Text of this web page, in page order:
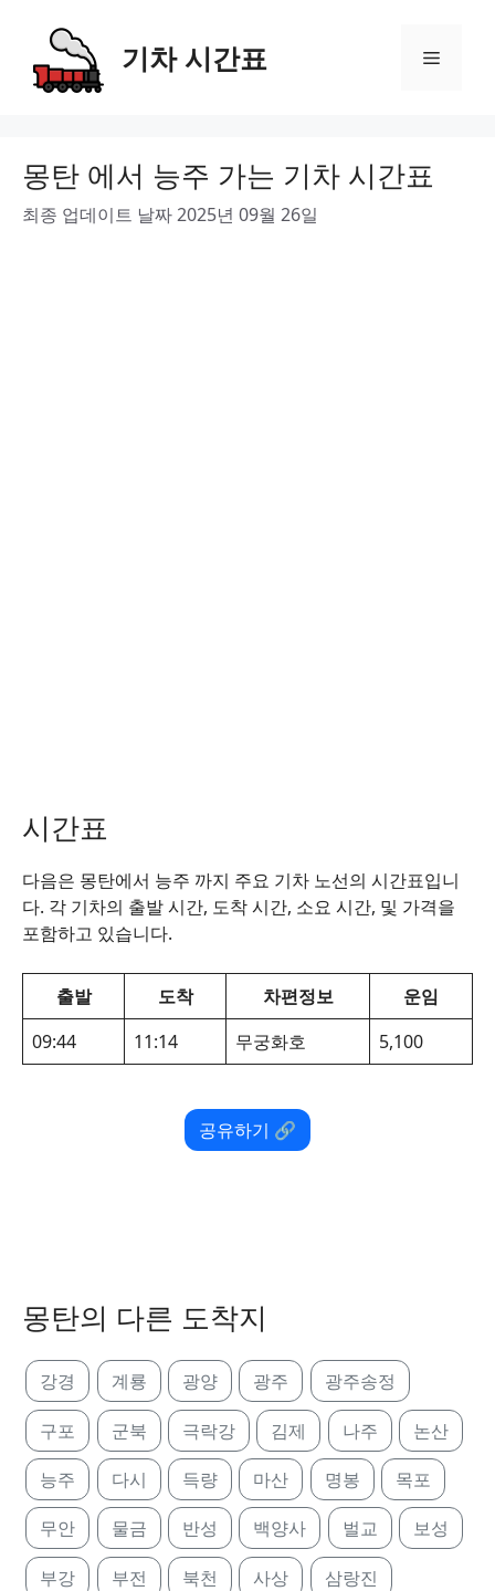
content
기차 시간표 Menu
몽탄 에서 능주 가는 기차 시간표
최종 업데이트 날짜 2025년 09월 26일
시간표
다음은 몽탄에서 능주 까지 주요 기차 노선의 시간표입니
다. 각 기차의 출발 시간, 도착 시간, 소요 시간, 및 가격을
포함하고 있습니다.
출발 도착 차편정보
운임
09:44
11:14 무궁화호 5,100
공유하기 🔗
몽탄의 다른 도착지
강경 계룡 광양 광주 광주송정
구포 군북 극락강 김제 나주 논산
능주 다시 득량 마산 명봉 목포
무안 물금 반성 백양사 벌교 보성
부강 부전 북천 사상 삼랑진